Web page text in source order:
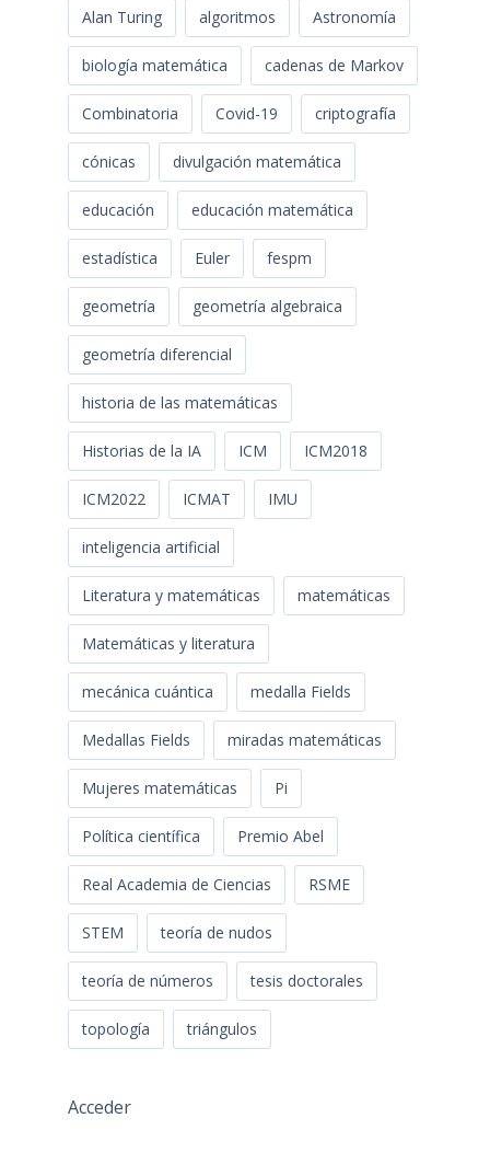
Alan Turing algoritmos Astronomía
biología matemática cadenas de Markov
Combinatoria Covid-19 criptografía
cónicas divulgación matemática
educación educación matemática
estadística Euler fespm
geometría geometría algebraica
geometría diferencial
historia de las matemáticas
Historias de la IA ICM ICM2018
ICM2022 ICMAT IMU
inteligencia artificial
Literatura y matemáticas matemáticas
Matemáticas y literatura
mecánica cuántica medalla Fields
Medallas Fields miradas matemáticas
Mujeres matemáticas Pi
Política científica Premio Abel
Real Academia de Ciencias RSME
STEM teoría de nudos
teoría de números tesis doctorales
topología triángulos
Acceder